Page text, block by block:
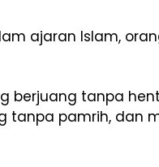
ajaran Islam,
berjuang tanpa
tanpa pamrih, dan